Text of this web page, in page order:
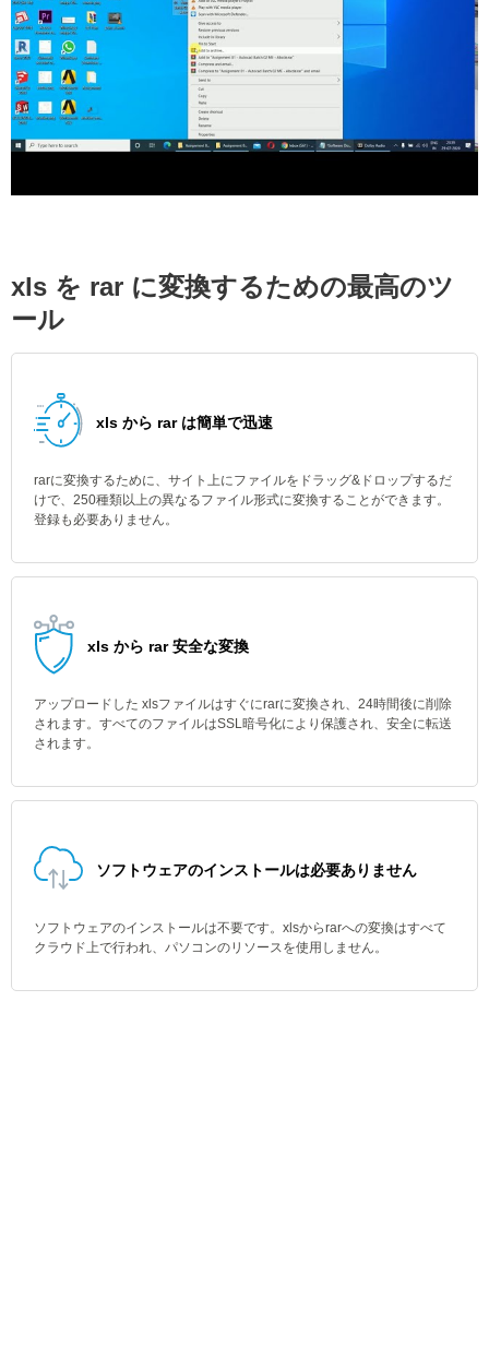
xls を rar に変換するための最高のツ
ール
xls から rar は簡単で迅速
rarに変換するために、サイト上にファイルをドラッグ&ドロップするだ
けで、250種類以上の異なるファイル形式に変換することができます。
登録も必要ありません。
xls から rar 安全な変換
アップロードした xlsファイルはすぐにrarに変換され、24時間後に削除
されます。すべてのファイルはSSL暗号化により保護され、安全に転送
されます。
ソフトウェアのインストールは必要ありません
ソフトウェアのインストールは不要です。xlsからrarへの変換はすべて
クラウド上で行われ、パソコンのリソースを使用しません。